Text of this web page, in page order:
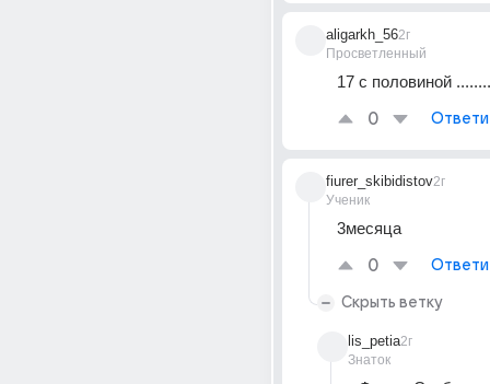
aligarkh_56
Просветленный
2г
17 с половиной
0
fiurer_skibidistov
Ученик
2г
3месяца
0
Скрыть ветку
lis_petia
Знаток
2г